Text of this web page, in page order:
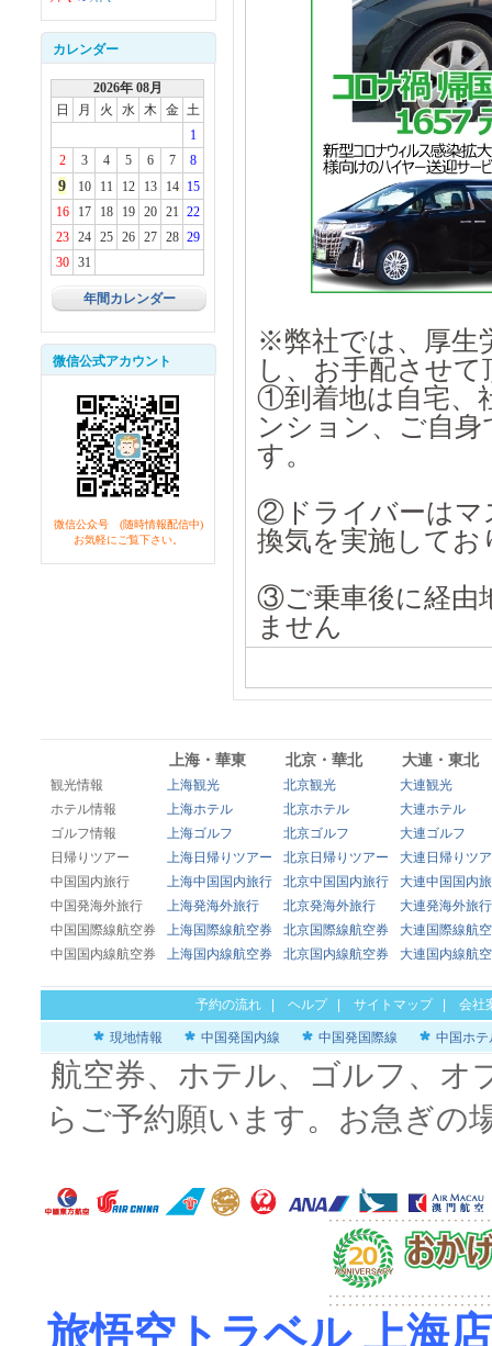
カレンダー
2026年 08月
日
月 火 水 木 金 土
1
2
3 4 5 6 7 8
9 10 11 12 13 14
15
16
17 18 19 20 21 22
23
24 25 26 27 28 29
30
31
年間カレンダー
微信公式アカウント
微信公众号 (随時情報配信中)
お気軽にご覧下さい。
※弊社では、厚生
し、お手配させ
①到着地は自宅、
ンション、ご自
す。
②ドライバーはマ
換気を実施してお
③ご乗車後に経由
ません
上海・華東 北京・華北 大連・東北
観光情報 上海観光 北京観光
大連観光
ホテル情報
上海ホテル 北京ホテル
大連ホテル
ゴルフ情報
上海ゴルフ 北京ゴルフ
大連ゴルフ
日帰りツアー
上海日帰りツアー 北京日帰りツアー
大連日帰りツ
中国国内旅行
上海中国国内旅行 北京中国国内旅行
大連中国国内
中国発海外旅行
上海発海外旅行 北京発海外旅行
大連発海外旅行
中国国際線航空券
上海国際線航空券 北京国際線航空券
大連国際線航
中国国内線航空券
上海国内線航空券 北京国内線航空券 大連国内線航
予約の流れ ヘルプ| サイトマップ| 会社
現地情報 中国発国内線 中国発国際線 中国ホテ
航空券、ホテル、ゴルフ、オ
らご予約願います。お急ぎの
旅悟空トラベル 上海店